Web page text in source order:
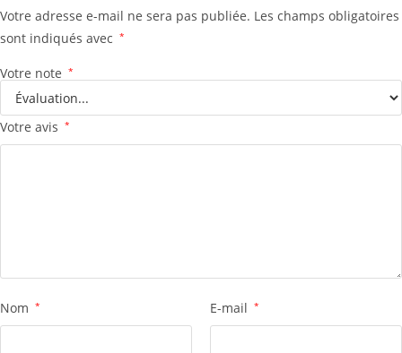
Votre adresse e-mail ne sera pas publiée. Les champs obligatoires
sont indiqués avec *
Votre note *
Votre avis *
Nom * E-mail *